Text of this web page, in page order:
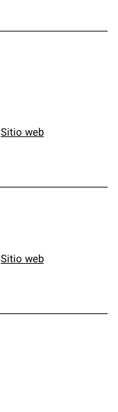
Sitio web
Sitio web